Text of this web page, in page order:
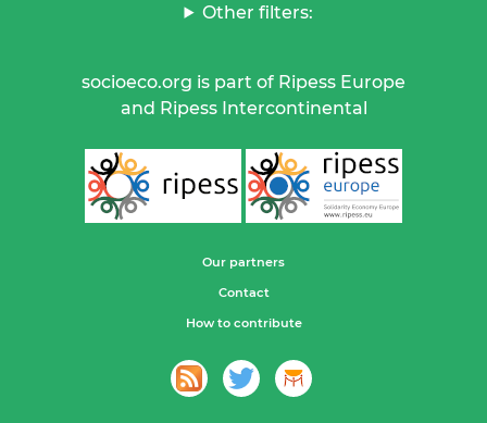
Other filters:
socioeco.org is part of Ripess Europe
and Ripess Intercontinental
Our partners
Contact
How to contribute